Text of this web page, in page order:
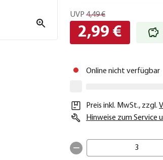
UVP 4,49 €
2,99 €
Online nicht verfügbar
Preis inkl. MwSt., zzgl.
Hinweise zum Service
3